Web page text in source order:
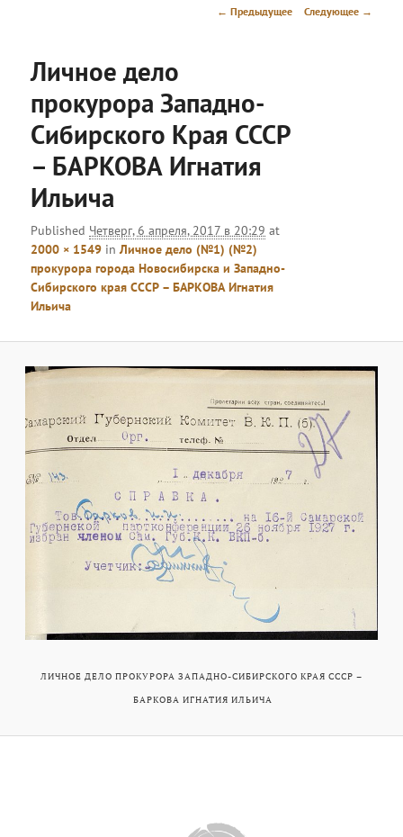
Навигация
← Предыдущее Следующее →
Личное дело
прокурора Западно-
Сибирского Края СССР
– БАРКОВА Игнатия
Ильича
Published Четверг, 6 апреля, 2017 в 20:29 at
2000 × 1549 inЛичное дело (№1) (№2)
прокурора города Новосибирска и Западно-
Сибирского края СССР – БАРКОВА Игнатия
Ильича
ЛИЧНОЕ ДЕЛО ПРОКУРОРА ЗАПАДНО-СИБИРСКОГО КРАЯ СССР –
БАРКОВА ИГНАТИЯ ИЛЬИЧА